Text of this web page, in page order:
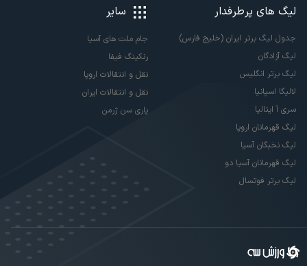
لیگ های پرطرفدار
جدول لیگ برتر ایران (خلیج فارس)
لیگ آزادگان
لیگ برتر انگلیس
لالیگا اسپانیا
سری آ ایتالیا
لیگ قهرمانان اروپا
لیگ نخبگان آسیا
لیگ قهرمانان آسیا دو
لیگ برتر فوتسال
سایر
جام ملت های آسیا
رنکینگ فیفا
نقل و انتقالات اروپا
نقل و انتقالات ایران
پاری سن ژرمن